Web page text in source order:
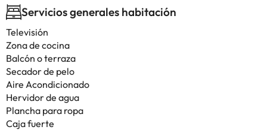
Servicios generales habitación
Televisión
Zona de cocina
Balcón o terraza
Secador de pelo
Aire Acondicionado
Hervidor de agua
Plancha para ropa
Caja fuerte